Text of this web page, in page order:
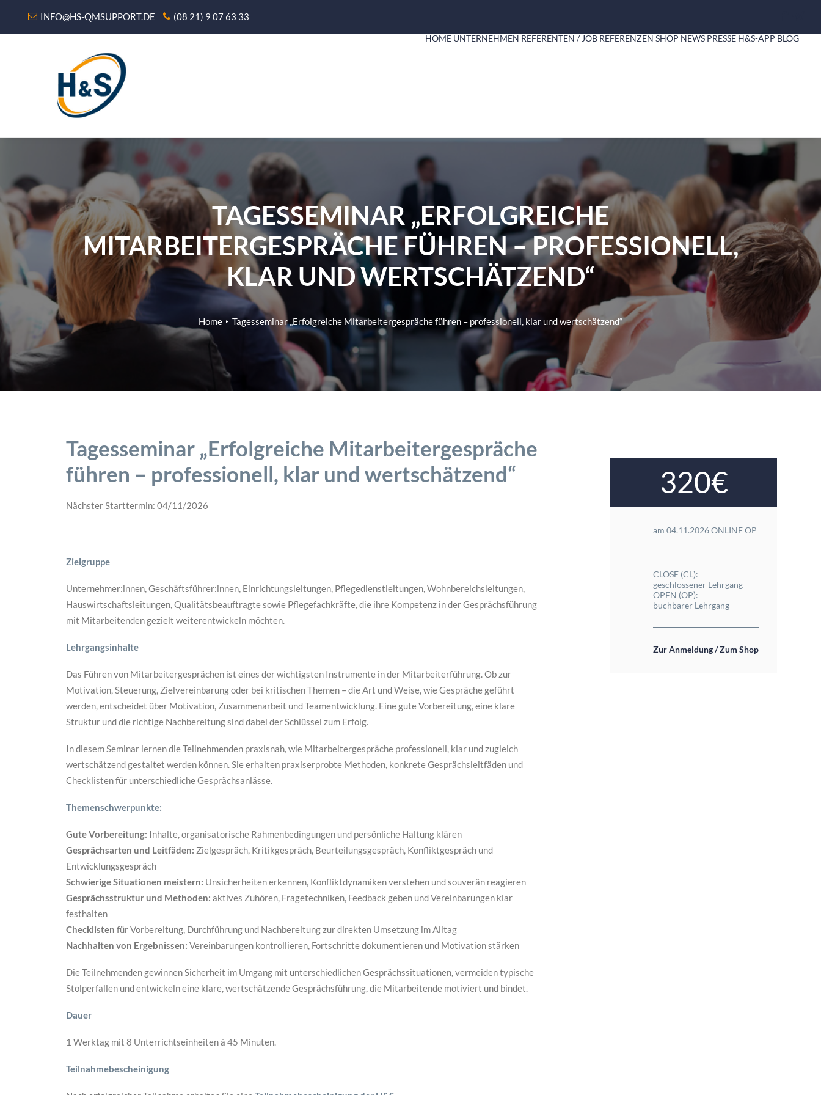
INFO@HS-QMSUPPORT.DE (08 21) 9 07 63 33
HOME UNTERNEHMEN REFERENTEN / JOB REFERENZEN SHOP NEWS PRESSE H&S-APP BLOG
TAGESSEMINAR „ERFOLGREICHE
MITARBEITERGESPRÄCHE FÜHREN – PROFESSIONELL,
KLAR UND WERTSCHÄTZEND“
Home Tagesseminar „Erfolgreiche Mitarbeitergespräche führen – professionell, klar und wertschätzend“
Tagesseminar „Erfolgreiche Mitarbeitergespräche
führen – professionell, klar und wertschätzend“
Nächster Starttermin: 04/11/2026
Zielgruppe
Unternehmer:innen, Geschäftsführer:innen, Einrichtungsleitungen, Pflegedienstleitungen, Wohnbereichsleitungen,
Hauswirtschaftsleitungen, Qualitätsbeauftragte sowie Pflegefachkräfte, die ihre Kompetenz in der Gesprächsführung
mit Mitarbeitenden gezielt weiterentwickeln möchten.
Lehrgangsinhalte
Das Führen von Mitarbeitergesprächen ist eines der wichtigsten Instrumente in der Mitarbeiterführung. Ob zur
Motivation, Steuerung, Zielvereinbarung oder bei kritischen Themen – die Art und Weise, wie Gespräche geführt
werden, entscheidet über Motivation, Zusammenarbeit und Teamentwicklung. Eine gute Vorbereitung, eine klare
Struktur und die richtige Nachbereitung sind dabei der Schlüssel zum Erfolg.
In diesem Seminar lernen die Teilnehmenden praxisnah, wie Mitarbeitergespräche professionell, klar und zugleich
wertschätzend gestaltet werden können. Sie erhalten praxiserprobte Methoden, konkrete Gesprächsleitfäden und
Checklisten für unterschiedliche Gesprächsanlässe.
Themenschwerpunkte:
Gute Vorbereitung: Inhalte, organisatorische Rahmenbedingungen und persönliche Haltung klären
Gesprächsarten und Leitfäden: Zielgespräch, Kritikgespräch, Beurteilungsgespräch, Konfliktgespräch und
Entwicklungsgespräch
Schwierige Situationen meistern: Unsicherheiten erkennen, Konfliktdynamiken verstehen und souverän reagieren
Gesprächsstruktur und Methoden: aktives Zuhören, Fragetechniken, Feedback geben und Vereinbarungen klar
festhalten
Checklisten für Vorbereitung, Durchführung und Nachbereitung zur direkten Umsetzung im Alltag
Nachhalten von Ergebnissen: Vereinbarungen kontrollieren, Fortschritte dokumentieren und Motivation stärken
Die Teilnehmenden gewinnen Sicherheit im Umgang mit unterschiedlichen Gesprächssituationen, vermeiden typische
Stolperfallen und entwickeln eine klare, wertschätzende Gesprächsführung, die Mitarbeitende motiviert und bindet.
Dauer
1 Werktag mit 8 Unterrichtseinheiten à 45 Minuten.
Teilnahmebescheinigung
320€
am 04.11.2026 ONLINE OP
CLOSE (CL):
geschlossener Lehrgang
OPEN (OP):
buchbarer Lehrgang
Zur Anmeldung / Zum Shop